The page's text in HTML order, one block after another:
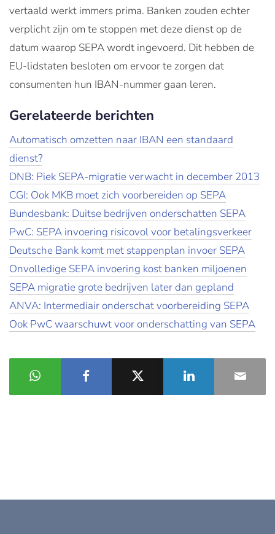
vertaald werkt immers prima. Banken zouden echter
verplicht zijn om te stoppen met deze dienst op de
datum waarop SEPA wordt ingevoerd. Dit hebben de
EU-lidstaten besloten om ervoor te zorgen dat
consumenten hun IBAN-nummer gaan leren.
Gerelateerde berichten
Automatisch omzetten naar IBAN een standaard
dienst?
DNB: Piek SEPA-migratie verwacht in december 2013
CGI: Ook MKB moet zich voorbereiden op SEPA
Bundesbank: Duitse bedrijven onderschatten SEPA
PwC: SEPA invoering risicovol voor betalingsverkeer
Deutsche Bank komt met stappenplan invoer SEPA
Onvolledige SEPA invoering kost banken miljoenen
SEPA migratie grote bedrijven later dan gepland
ANVA: Intermediair onderschat voorbereiding SEPA
Ook PwC waarschuwt voor onderschatting van SEPA